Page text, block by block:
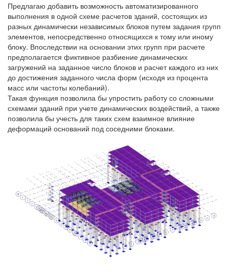
Предлагаю добавить возможность автоматизированного
выполнения в одной схеме расчетов зданий, состоящих из
разных динамически независимых блоков путем задания групп
элементов, непосредственно относящихся к тому или иному
блоку. Впоследствии на основании этих групп при расчете
предполагается фиктивное разбиение динамических
загружений на заданное число блоков и расчет каждого из них
до достижения заданного числа форм (исходя из процента
масс или частоты колебаний).
Такая функция позволила бы упростить работу со сложными
схемами зданий при учете динамических воздействий, а также
позволила бы учесть для таких схем взаимное влияние
деформаций оснований под соседними блоками.